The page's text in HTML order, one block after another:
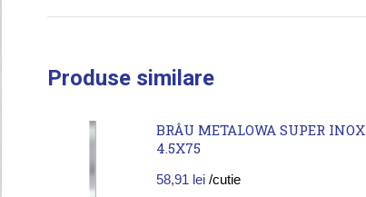
Produse similare
BRÂU METALOWA SUPER INOX
4.5X75
58,91 lei /cutie